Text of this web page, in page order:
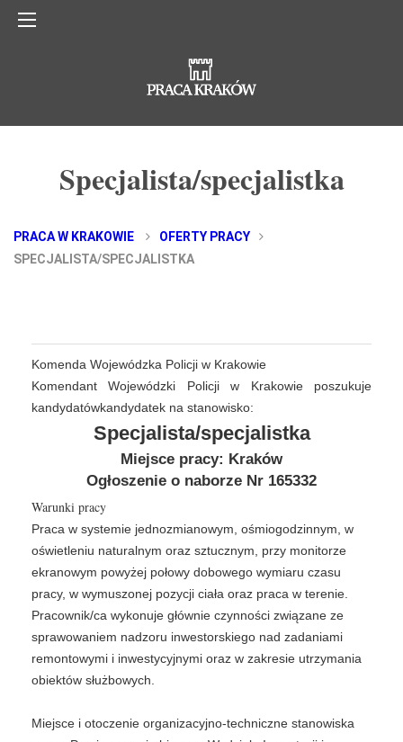
Specjalista/specjalistka
PRACA W KRAKOWIE
OFERTY PRACY
SPECJALISTA/SPECJALISTKA
Komenda Wojewódzka Policji w Krakowie
Komendant Wojewódzki Policji w Krakowie poszukuje
kandydatówkandydatek na stanowisko:
Specjalista/specjalistka
Miejsce pracy: Kraków
Ogłoszenie o naborze Nr 165332
Warunki pracy
Praca w systemie jednozmianowym, ośmiogodzinnym, w
oświetleniu naturalnym oraz sztucznym, przy monitorze
ekranowym powyżej połowy dobowego wymiaru czasu
pracy, w wymuszonej pozycji ciała oraz praca w terenie.
Pracownik/ca wykonuje głównie czynności związane ze
sprawowaniem nadzoru inwestorskiego nad zadaniami
remontowymi i inwestycyjnymi oraz w zakresie utrzymania
obiektów służbowych.
Miejsce i otoczenie organizacyjno-techniczne stanowiska